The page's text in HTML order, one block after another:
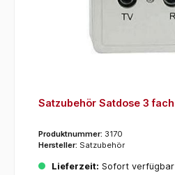
Satzubehör Satdose 3 fach
Produktnummer: 3170
Hersteller: Satzubehör
Lieferzeit: Sofort verfügbar